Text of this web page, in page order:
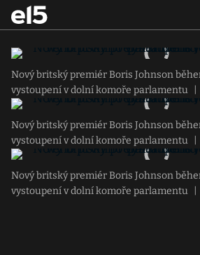
Nový britský premiér Boris Johnson
vystoupení v dolní komoře parlamentu
Nový britský premiér Boris Johnson
vystoupení v dolní komoře parlamentu
Nový britský premiér Boris Johnson
vystoupení v dolní komoře parlamentu